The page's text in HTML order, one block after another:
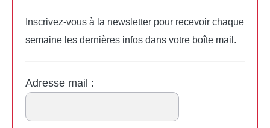
Inscrivez-vous à la newsletter pour recevoir chaque
semaine les dernières infos dans votre boîte mail.
Adresse mail :